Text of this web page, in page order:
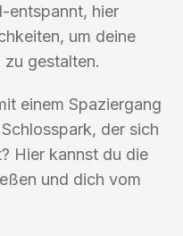
entspannt, hier
um deine
gestalten.
einem Spaziergang
der sich
Hier kannst du die
und dich vom